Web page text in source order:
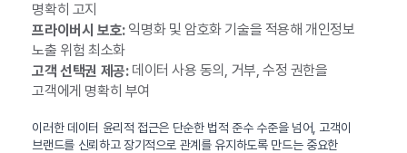
명확히 고지
프라이버시 보호:익명화 및 암호화 기술을 적용해 개인정보
노출 위험 최소화
고객 선택권 제공:데이터 사용 동의, 거부, 수정 권한을
고객에게 명확히 부여
이러한 데이터 윤리적 접근은 단순한 법적 준수 수준을 넘어, 고객이
브랜드를 신뢰하고 장기적으로 관계를 유지하도록 만드는 중요한